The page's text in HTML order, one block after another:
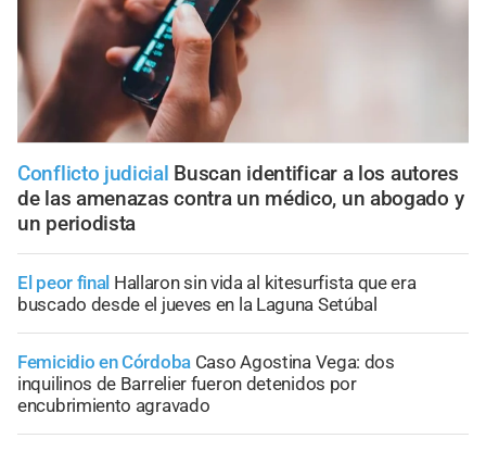
Conflicto judicial Buscan identificar a los autores
de las amenazas contra un médico, un abogado y
un periodista
El peor final Hallaron sin vida al kitesurfista que era
buscado desde el jueves en la Laguna Setúbal
Femicidio en Córdoba Caso Agostina Vega: dos
inquilinos de Barrelier fueron detenidos por
encubrimiento agravado